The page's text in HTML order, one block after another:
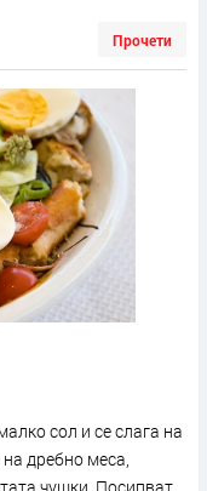
Прочети
сол и се слага на
дребно меса,
чушки. Посипват